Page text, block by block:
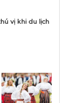
vị khi du lịch